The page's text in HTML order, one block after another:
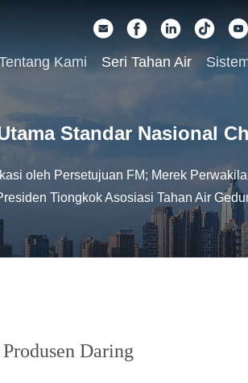
Kami Seri Tahan Air
Standar Nasional
oleh Persetujuan FM; Merek
Tiongkok Asosiasi Tahan Air
Produsen Daring